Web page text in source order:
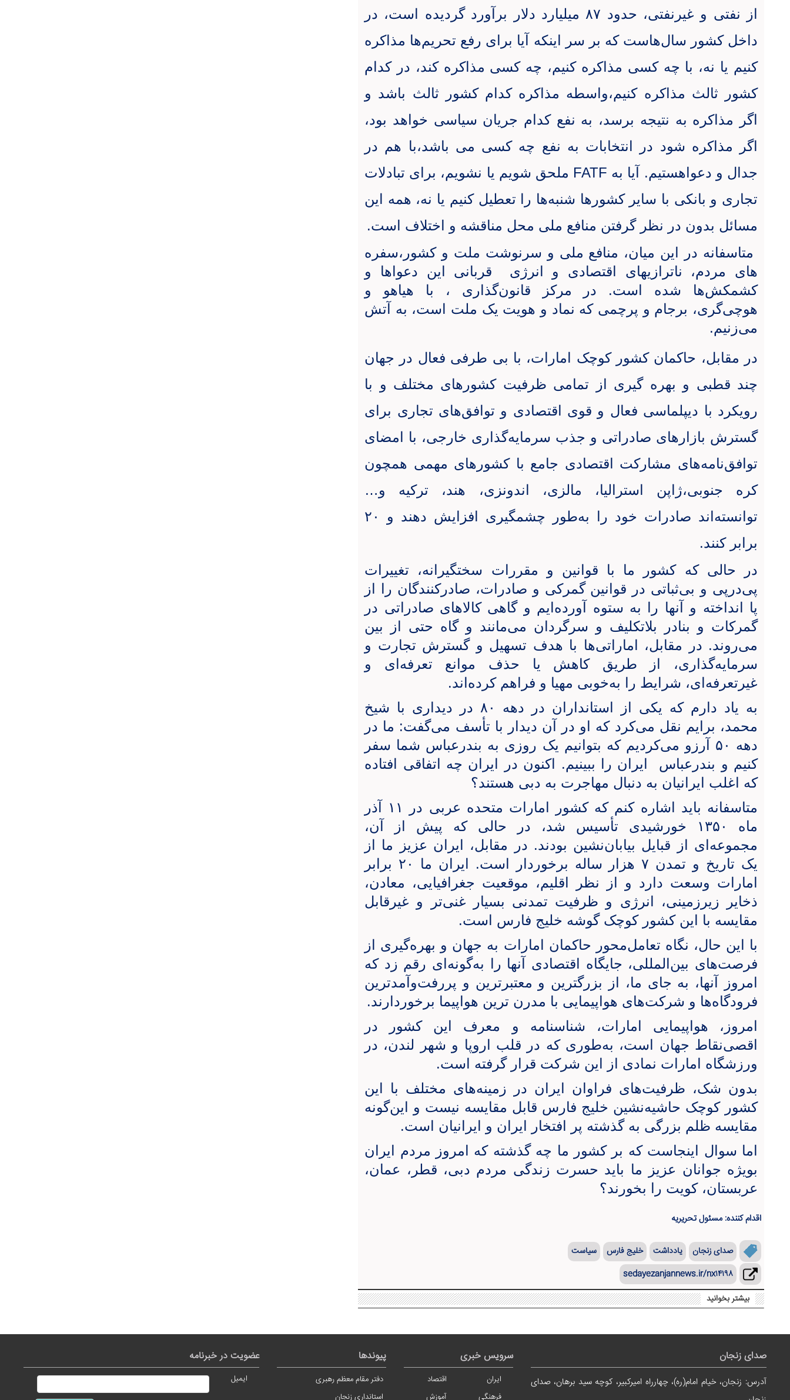
از نفتی و غیرنفتی، حدود ۸۷ میلیارد دلار برآورد گردیده است، در
داخل کشور سال‌هاست که بر سر اینکه آیا برای رفع تحریم‌ها مذاکره
کنیم یا نه، با چه کسی مذاکره کنیم، چه کسی مذاکره کند، در کدام
کشور ثالث مذاکره کنیم،واسطه مذاکره کدام کشور ثالث باشد و
اگر مذاکره به نتیجه برسد، به نفع کدام جریان سیاسی خواهد بود،
اگر مذاکره شود در انتخابات به نفع چه کسی می باشد،با هم در
جدال و دعواهستیم. آیا به FATF ملحق شویم یا نشویم، برای تبادلات
تجاری و بانکی با سایر کشورها شنبه‌ها را تعطیل کنیم یا نه، همه این
مسائل بدون در نظر گرفتن منافع ملی محل مناقشه و اختلاف است.
متاسفانه در این میان، منافع ملی و سرنوشت ملت و کشور،سفره
های مردم، ناترازیهای اقتصادی و انرژی قربانی این دعواها و
کشمکش‌ها شده است. در مرکز قانون‌گذاری ، با هیاهو و
هوچی‌گری، برجام و پرچمی که نماد و هویت یک ملت است، به آتش
می‌زنیم.
در مقابل، حاکمان کشور کوچک امارات، با بی طرفی فعال در جهان
چند قطبی و بهره گیری از تمامی ظرفیت کشورهای مختلف و با
رویکرد با دیپلماسی فعال و قوی اقتصادی و توافق‌های تجاری برای
گسترش بازارهای صادراتی و جذب سرمایه‌گذاری خارجی، با امضای
توافق‌نامه‌های مشارکت اقتصادی جامع با کشورهای مهمی همچون
کره جنوبی،ژاپن استرالیا، مالزی، اندونزی، هند، ترکیه و…
توانسته‌اند صادرات خود را به‌طور چشمگیری افزایش دهند و ۲۰
برابر کنند.
در حالی که کشور ما با قوانین و مقررات سختگیرانه، تغییرات
پی‌درپی و بی‌ثباتی در قوانین گمرکی و صادرات، صادرکنندگان را از
پا انداخته و آنها را به ستوه آورده‌ایم و گاهی کالاهای صادراتی در
گمرکات و بنادر بلاتکلیف و سرگردان می‌مانند و گاه حتی از بین
می‌روند. در مقابل، اماراتی‌ها با هدف تسهیل و گسترش تجارت و
سرمایه‌گذاری، از طریق کاهش یا حذف موانع تعرفه‌ای و
غیرتعرفه‌ای، شرایط را به‌خوبی مهیا و فراهم کرده‌اند.
به یاد دارم که یکی از استانداران در دهه ۸۰ در دیداری با شیخ
محمد، برایم نقل می‌کرد که او در آن دیدار با تأسف می‌گفت: ما در
دهه ۵۰ آرزو می‌کردیم که بتوانیم یک روزی به بندرعباس شما سفر
کنیم و بندرعباس ایران را ببینیم. اکنون در ایران چه اتفاقی افتاده
که اغلب ایرانیان به دنبال مهاجرت به دبی هستند؟
متاسفانه باید اشاره کنم که کشور امارات متحده عربی در ۱۱ آذر
ماه ۱۳۵۰ خورشیدی تأسیس شد، در حالی که پیش از آن،
مجموعه‌ای از قبایل بیابان‌نشین بودند. در مقابل، ایران عزیز ما از
یک تاریخ و تمدن ۷ هزار ساله برخوردار است. ایران ما ۲۰ برابر
امارات وسعت دارد و از نظر اقلیم، موقعیت جغرافیایی، معادن،
ذخایر زیرزمینی، انرژی و ظرفیت تمدنی بسیار غنی‌تر و غیرقابل
مقایسه با این کشور کوچک گوشه خلیج فارس است.
با این حال، نگاه تعامل‌محور حاکمان امارات به جهان و بهره‌گیری از
فرصت‌های بین‌المللی، جایگاه اقتصادی آنها را به‌گونه‌ای رقم زد که
امروز آنها، به جای ما، از بزرگترین و معتبرترین و پررفت‌وآمدترین
فرودگاه‌ها و شرکت‌های هواپیمایی با مدرن ترین هواپیما برخوردارند.
امروز، هواپیمایی امارات، شناسنامه و معرف این کشور در
اقصی‌نقاط جهان است، به‌طوری که در قلب اروپا و شهر لندن، در
ورزشگاه امارات نمادی از این شرکت قرار گرفته است.
بدون شک، ظرفیت‌های فراوان ایران در زمینه‌های مختلف با این
کشور کوچک حاشیه‌نشین خلیج فارس قابل مقایسه نیست و این‌گونه
مقایسه ظلم بزرگی به گذشته پر افتخار ایران و ایرانیان است.
اما سوال اینجاست که بر کشور ما چه گذشته که امروز مردم ایران
بویژه جوانان عزیز ما باید حسرت زندگی مردم دبی، قطر، عمان،
عربستان، کویت را بخورند؟
اقدام کننده: مسئول تحریریه
صدای زنجان یادداشت خلیج فارس
سیاست
sedayezanjannews.ir/nx۱۴۱۹۸
بیشتر بخوانید
صدای زنجان
آدرس: زنجان، خیام امام(ره)، چهارراه امیرکبیر، کوچه سید برهان، صدای
سرویس خبری
ایران
اقتصاد
فرهنگی
آموزش
پیوندها
دفتر مقام معظم رهبری
استانداری زنجان
عضویت در خبرنامه
ایمیل